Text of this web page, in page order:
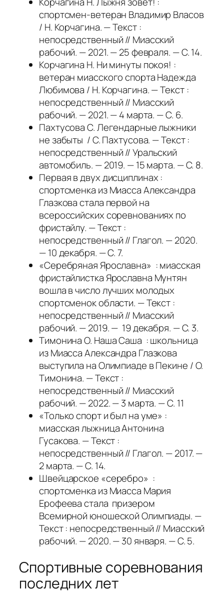
спортсмен-ветеран Владимир Власов
/ Н. Корчагина. — Текст :
непосредственный // Миасский
рабочий. — 2021. — 25 февраля. — С. 14.
Корчагина Н. Ни минуты покоя! :
ветеран миасского спорта Надежда
Любимова / Н. Корчагина. — Текст :
непосредственный // Миасский
рабочий. — 2021. — 4 марта. — С. 6.
Пахтусова С. Легендарные лыжники
не забыты / С. Пахтусова. — Текст :
непосредственный // Уральский
автомобиль. — 2019. — 15 марта. — С. 8.
Первая в двух дисциплинах :
спортсменка из Миасса Александра
Глазкова стала первой на
всероссийских соревнованиях по
фристайлу. — Текст :
непосредственный // Глагол. — 2020.
— 10 декабря. — С. 7.
«Серебряная Ярославна» : миасская
фристайлистка Ярославна Мунтян
вошла в число лучших молодых
спортсменок области. — Текст :
непосредственный // Миасский
рабочий. — 2019. — 19 декабря. — С. 3.
Тимонина О. Наша Саша : школьница
из Миасса Александра Глазкова
выступила на Олимпиаде в Пекине / О.
Тимонина. — Текст :
непосредственный // Миасский
рабочий. — 2022. — 3 марта. — С. 11
«Только спорт и был на уме» :
миасская лыжница Антонина
Гусакова. — Текст :
непосредственный // Глагол. — 2017. —
2 марта. — С. 14.
Швейцарское «серебро» :
спортсменка из Миасса Мария
Ерофеева стала призером
Всемирной юношеской Олимпиады. —
Текст : непосредственный // Миасский
рабочий. — 2020. — 30 января. — С. 5.
Спортивные соревнования
последних лет